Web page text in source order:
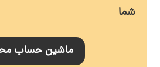
شما
ماشین حساب